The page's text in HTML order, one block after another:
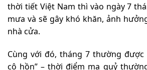
thời tiết Việt Nam thì vào ngày 7
mưa và sẽ gây khó khăn, ảnh
nhà cửa.
Cùng với đó, tháng 7 thường được
cô hồn” – thời điểm ma quỷ